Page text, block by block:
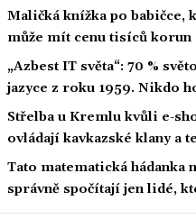
Maličká knížka po babičce,
může mít cenu tisíců korun
„Azbest IT světa“: 70 %
jazyce z roku 1959. Nikdo
Střelba u Kremlu kvůli e-
ovládají kavkazské klany a
Tato matematická hádanka
správně spočítají jen lidé,